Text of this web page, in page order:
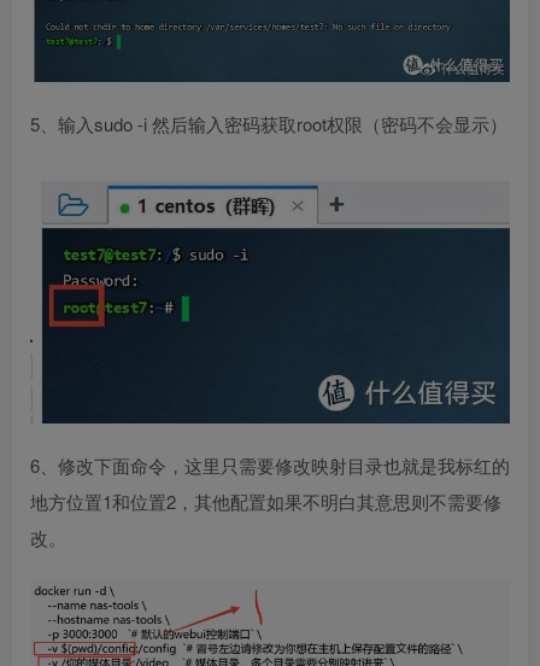
5、输入sudo -i 然后输入密码获取root权限（密码不会显示）
6、修改下面命令，这里只需要修改映射目录也就是我标红的
地方位置1和位置2，其他配置如果不明白其意思则不需要修
改。